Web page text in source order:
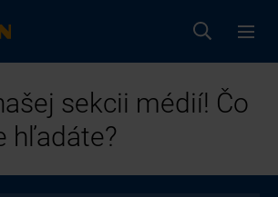
sekcii médií! Čo
hľadáte?